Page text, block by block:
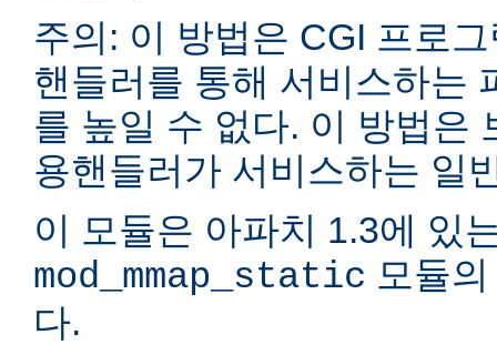
주의: 이 방법은 CGI 프로
핸들러를 통해 서비스하는
를 높일 수 없다. 이 방법은
용핸들러가 서비스하는 일
이 모듈은 아파치 1.3에 있
mod_mmap_static 모듈
다.